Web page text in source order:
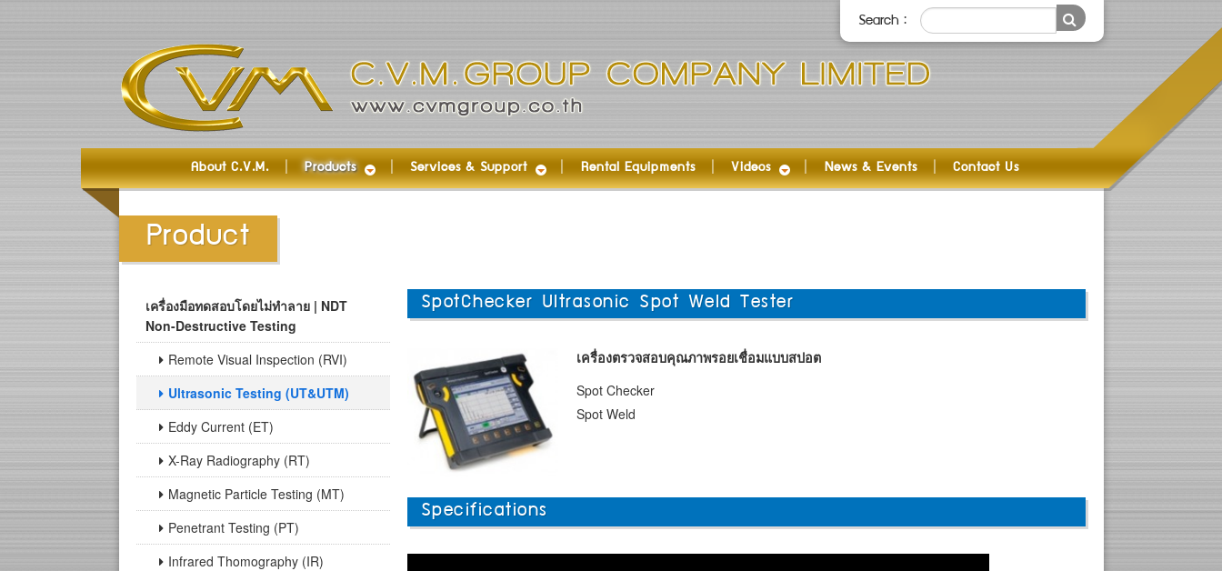
Search :
About C.V.M. Products Services & Support Rental Equipments Videos News & Events Contact Us
Product
เครื่องมือทดสอบโดยไม่ทำลาย | NDT
Non-Destructive Testing
Remote Visual Inspection (RVI)
Ultrasonic Testing (UT&UTM)
Eddy Current (ET)
X-Ray Radiography (RT)
Magnetic Particle Testing (MT)
Penetrant Testing (PT)
Infrared Thomography (IR)
SpotChecker Ultrasonic Spot Weld Tester
เครื่องตรวจสอบคุณภาพรอยเชื่อมแบบสปอต
Spot Checker
Spot Weld
Specifications